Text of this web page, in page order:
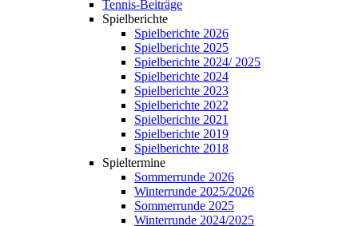
Tennis-Beiträge
Spielberichte
Spielberichte 2026
Spielberichte 2025
Spielberichte 2024/ 2025
Spielberichte 2024
Spielberichte 2023
Spielberichte 2022
Spielberichte 2021
Spielberichte 2019
Spielberichte 2018
Spieltermine
Sommerrunde 2026
Winterrunde 2025/2026
Sommerrunde 2025
Winterrunde 2024/2025